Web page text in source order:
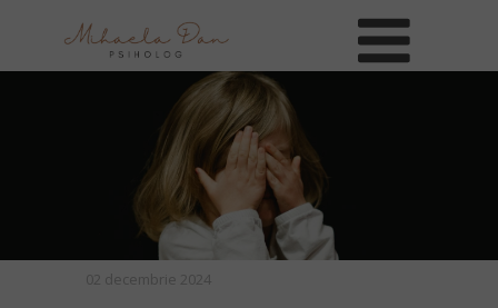
02 decembrie 2024